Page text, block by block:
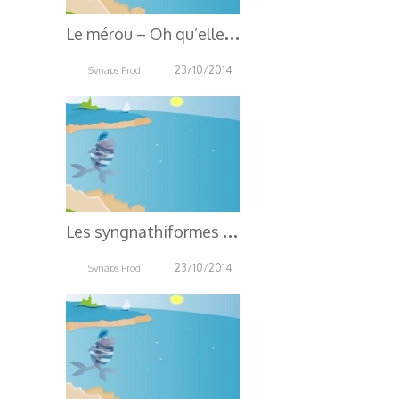
L
e mérou – Oh qu’elle est belle, Oh qu’elle est bleue !
Synaps Prod 23/10/2014
L
es syngnathiformes – Oh qu’elle est belle, Oh qu’elle est bleue !
Synaps Prod 23/10/2014